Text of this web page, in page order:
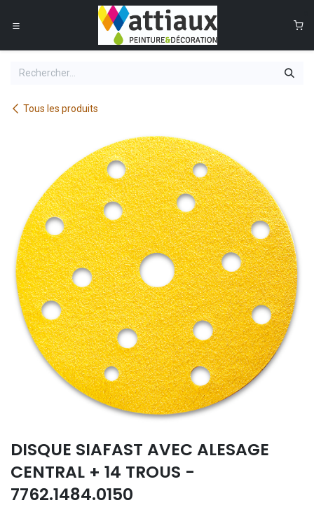
Se rendre au contenu
Tous les produits
DISQUE SIAFAST AVEC ALESAGE
CENTRAL + 14 TROUS -
7762.1484.0150